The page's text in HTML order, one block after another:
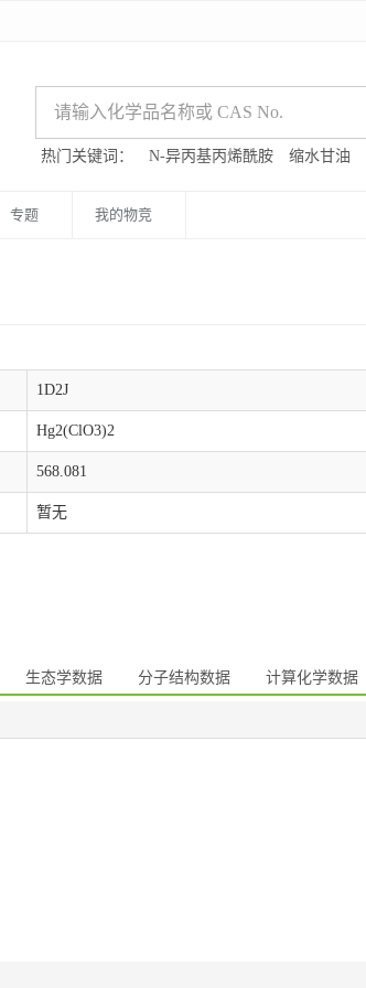
热门关键词： N-异丙基丙烯酰胺 缩水甘油
专题 我的物竞
1D2J
Hg2(ClO3)2
568.081
暂无
生态学数据 分子结构数据 计算化学数据